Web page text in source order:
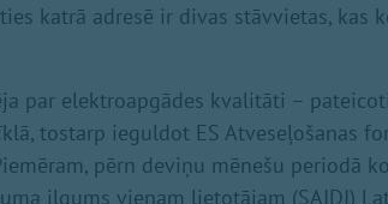
katrā adresē ir divas stāvvietas, kas
par elektroapgādes kvalitāti –
tostarp ieguldot ES Atveseļošanas
pērn deviņu mēnešu periodā
ilgums vienam lietotājam (SAIDI)